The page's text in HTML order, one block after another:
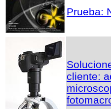
Prueba:
cliente: